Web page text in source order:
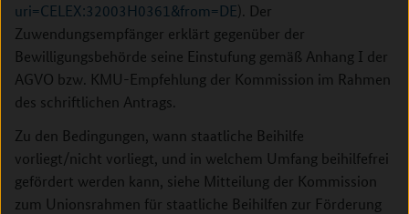
uri=CELEX:32003H0361&from=DE). Der
Zuwendungsempfänger erklärt gegenüber der
Bewilligungsbehörde seine Einstufung gemäß Anhang I der
AGVO bzw. KMU-Empfehlung der Kommission im Rahmen
des schriftlichen Antrags.
Zu den Bedingungen, wann staatliche Beihilfe
vorliegt/nicht vorliegt, und in welchem Umfang beihilfefrei
gefördert werden kann, siehe Mitteilung der Kommission
zum Unionsrahmen für staatliche Beihilfen zur Förderung